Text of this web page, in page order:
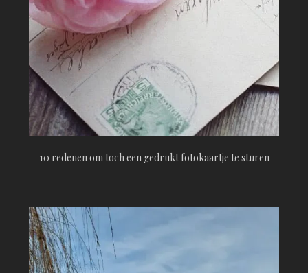
10 redenen om toch een gedrukt fotokaartje te sturen